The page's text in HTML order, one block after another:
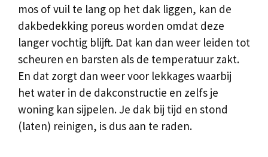
mos of vuil te lang op het dak liggen, kan de
dakbedekking poreus worden omdat deze
langer vochtig blijft. Dat kan dan weer leiden tot
scheuren en barsten als de temperatuur zakt.
En dat zorgt dan weer voor lekkages waarbij
het water in de dakconstructie en zelfs je
woning kan sijpelen. Je dak bij tijd en stond
(laten) reinigen, is dus aan te raden.